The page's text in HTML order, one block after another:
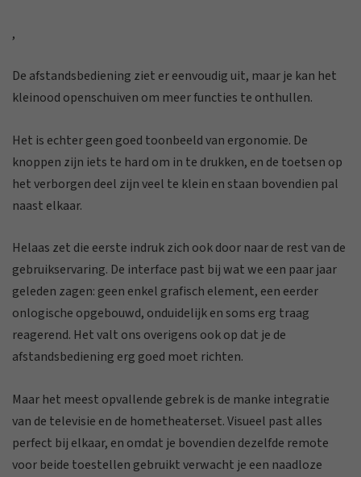
,
De afstandsbediening ziet er eenvoudig uit, maar je kan het
kleinood openschuiven om meer functies te onthullen.
Het is echter geen goed toonbeeld van ergonomie. De
knoppen zijn iets te hard om in te drukken, en de toetsen op
het verborgen deel zijn veel te klein en staan bovendien pal
naast elkaar.
Helaas zet die eerste indruk zich ook door naar de rest van de
gebruikservaring. De interface past bij wat we een paar jaar
geleden zagen: geen enkel grafisch element, een eerder
onlogische opgebouwd, onduidelijk en soms erg traag
reagerend. Het valt ons overigens ook op dat je de
afstandsbediening erg goed moet richten.
Maar het meest opvallende gebrek is de manke integratie
van de televisie en de hometheaterset. Visueel past alles
perfect bij elkaar, en omdat je bovendien dezelfde remote
voor beide toestellen gebruikt verwacht je een naadloze